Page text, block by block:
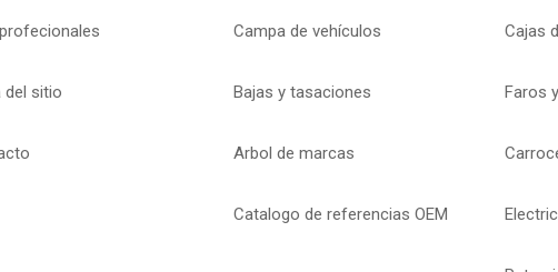
del sitio
Campa de vehículos
Bajas y tasaciones
Arbol de marcas
Catalogo de referencias OEM
Cajas
Faros